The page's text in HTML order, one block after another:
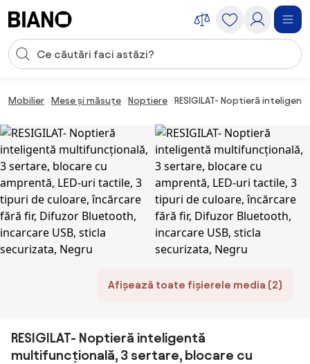
Introducerea căutării
Mobilier Mese și măsuțe Noptiere RESIGILAT- Noptieră
Afișează toate fișierele media (2)
RESIGILAT- Noptieră inteligentă
multifuncțională, 3 sertare, blocare cu